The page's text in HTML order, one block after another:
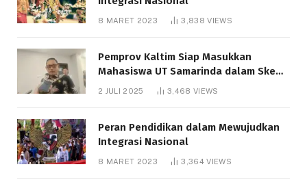
8 MARET 2023 3,838VIEWS
Pemprov Kaltim Siap Masukkan
Mahasiswa UT Samarinda dalam Skema
Bantuan Pendidikan Gratispol
2 JULI 2025 3,468 VIEWS
Peran Pendidikan dalam Mewujudkan
Integrasi Nasional
8 MARET 2023 3,364VIEWS